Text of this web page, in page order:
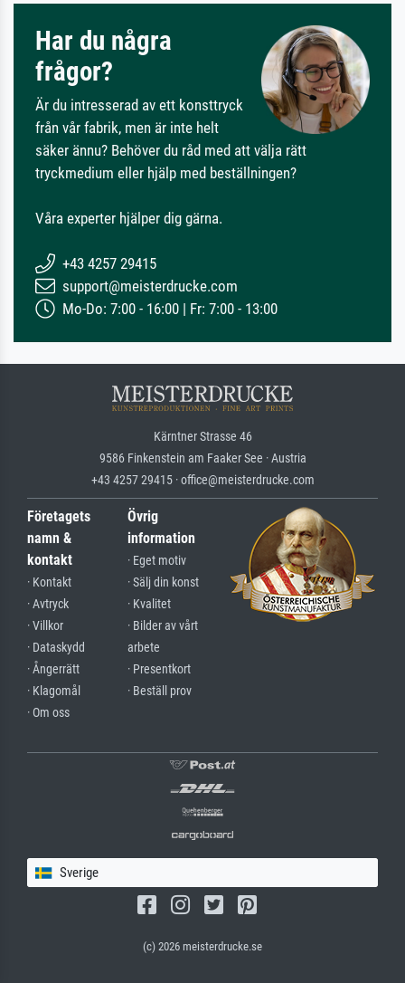
Har du några
frågor?
Är du intresserad av ett konsttryck
från vår fabrik, men är inte helt
säker ännu? Behöver du råd med att välja rätt
tryckmedium eller hjälp med beställningen?
Våra experter hjälper dig gärna.
+43 4257 29415
support@meisterdrucke.com
Mo-Do: 7:00 - 16:00 | Fr: 7:00 - 13:00
Kärntner Strasse 46
9586 Finkenstein am Faaker See · Austria
+43 4257 29415 · office@meisterdrucke.com
Företagets
namn &
kontakt
· Kontakt
· Avtryck
· Villkor
· Dataskydd
· Ångerrätt
· Klagomål
· Om oss
Övrig
information
· Eget motiv
· Sälj din konst
· Kvalitet
· Bilder av vårt
arbete
· Presentkort
· Beställ prov
Sverige
(c) 2026 meisterdrucke.se